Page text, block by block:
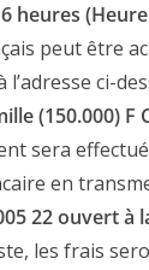
heures
peut être
ci-
(150.000)
sera
en
22 ouvert à
les frais